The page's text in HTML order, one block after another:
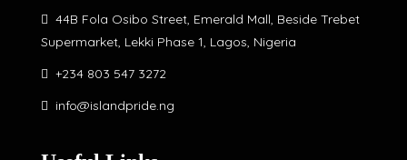
44B Fola Osibo Street, Emerald Mall, Beside Trebet
Supermarket, Lekki Phase 1, Lagos, Nigeria
+234 803 547 3272
info@islandpride.ng